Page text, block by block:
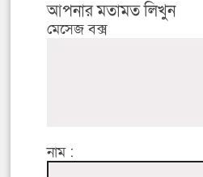
আপনার মতামত লিখুন
মেসেজ বক্স
নাম :